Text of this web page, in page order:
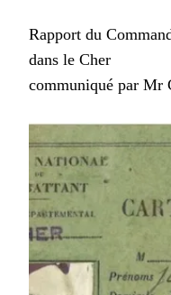
Rapport du
dans le Cher
communiqué par Mr